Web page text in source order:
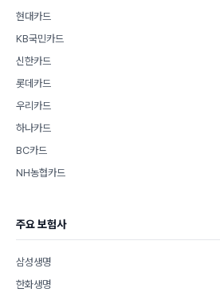
현대카드
KB국민카드
신한카드
롯데카드
우리카드
하나카드
BC카드
NH농협카드
주요 보험사
삼성생명
한화생명